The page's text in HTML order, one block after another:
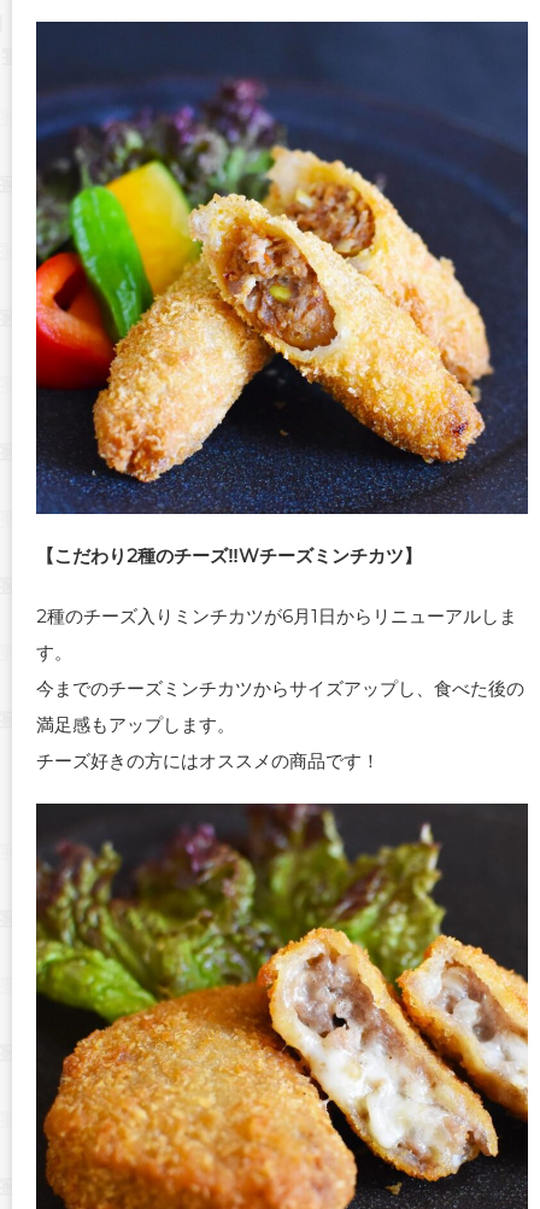
【こだわり2種のチーズ‼Wチーズミンチカツ】
2種のチーズ入りミンチカツが6月1日からリニューアルしま
す。
今までのチーズミンチカツからサイズアップし、食べた後の
満足感もアップします。
チーズ好きの方にはオススメの商品です！